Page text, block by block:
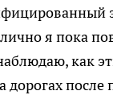
я пока
как
дорогах после